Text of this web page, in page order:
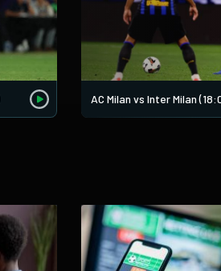
AC Milan vs Inter Milan